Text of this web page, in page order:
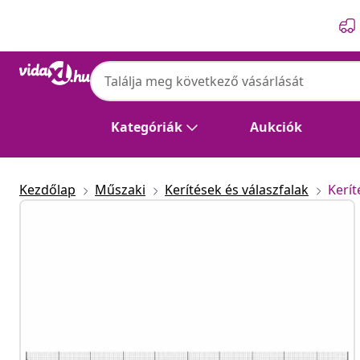
Kategóriák Aukciók
vidaXL
Kezdőlap Műszaki Kerítések és válaszfalak